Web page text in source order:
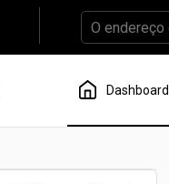
Dashboard